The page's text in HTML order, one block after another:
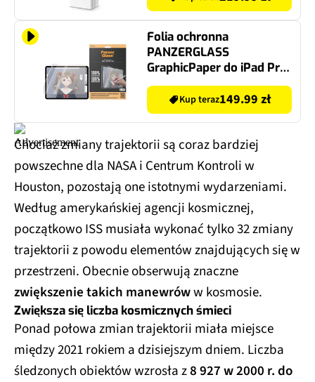
Folia ochronna
PANZERGLASS
GraphicPaper do iPad Pro
11 2024
Kup teraz149.99 zł
Chociaż zmiany trajektorii są coraz bardziej
powszechne dla NASA i Centrum Kontroli w
Houston, pozostają one istotnymi wydarzeniami.
Według amerykańskiej agencji kosmicznej,
początkowo ISS musiała wykonać tylko 32 zmiany
trajektorii z powodu elementów znajdujących się w
przestrzeni. Obecnie obserwują znaczne
zwiększenie takich manewróww kosmosie.
Zwiększa się liczba kosmicznych śmieci
Ponad połowa zmian trajektorii miała miejsce
między 2021 rokiem a dzisiejszym dniem. Liczba
śledzonych obiektów wzrosła z8 927 w 2000 r. do